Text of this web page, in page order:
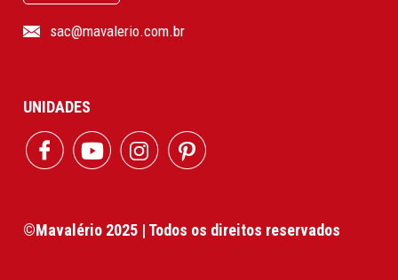
sac@mavalerio.com.br
UNIDADES
©Mavalério 2025 | Todos os direitos reservados